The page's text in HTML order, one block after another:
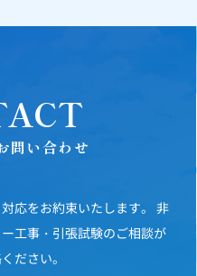
問い合わせ
応をお約束いたします。
非
工事・引張試験のご相談が
ださい。